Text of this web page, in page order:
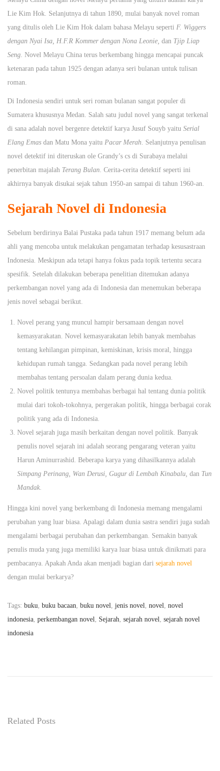
Lie Kim Hok. Selanjutnya di tahun 1890, mulai banyak novel roman
yang ditulis oleh Lie Kim Hok dalam bahasa Melayu seperti F. Wiggers
dengan Nyai Isa, H.F.R Kommer dengan Nona Leonie, dan Tjip Liap
Seng . Novel Melayu China terus berkembang hingga mencapai puncak
ketenaran pada tahun 1925 dengan adanya seri bulanan untuk tulisan
roman.
Di Indonesia sendiri untuk seri roman bulanan sangat populer di
Sumatera khususnya Medan. Salah satu judul novel yang sangat terkenal
di sana adalah novel bergenre detektif karya Jusuf Souyb yaitu Serial
Elang Emas dan Matu Mona yaitu Pacar Merah . Selanjutnya penulisan
novel detektif ini diteruskan ole Grandy’s cs di Surabaya melalui
penerbitan majalah Terang Bulan . Cerita-cerita detektif seperti ini
akhirnya banyak disukai sejak tahun 1950-an sampai di tahun 1960-an.
Sejarah Novel di Indonesia
Sebelum berdirinya Balai Pustaka pada tahun 1917 memang belum ada
ahli yang mencoba untuk melakukan pengamatan terhadap kesusastraan
Indonesia. Meskipun ada tetapi hanya fokus pada topik tertentu secara
spesifik. Setelah dilakukan beberapa penelitian ditemukan adanya
perkembangan novel yang ada di Indonesia dan menemukan beberapa
jenis novel sebagai berikut.
Novel perang yang muncul hampir bersamaan dengan novel
kemasyarakatan. Novel kemasyarakatan lebih banyak membahas
tentang kehilangan pimpinan, kemiskinan, krisis moral, hingga
kehidupan rumah tangga. Sedangkan pada novel perang lebih
membahas tentang persoalan dalam perang dunia kedua.
Novel politik tentunya membahas berbagai hal tentang dunia politik
mulai dari tokoh-tokohnya, pergerakan politik, hingga berbagai corak
politik yang ada di Indonesia.
Novel sejarah juga masih berkaitan dengan novel politik. Banyak
penulis novel sejarah ini adalah seorang pengarang veteran yaitu
Harun Aminurrashid. Beberapa karya yang dihasilkannya adalah
Simpang Perinang, Wan Derusi, Gugur di Lembah Kinabalu, dan Tun
Mandak
Hingga kini novel yang berkembang di Indonesia memang mengalami
perubahan yang luar biasa. Apalagi dalam dunia sastra sendiri juga sudah
mengalami berbagai perubahan dan perkembangan. Semakin banyak
penulis muda yang juga memiliki karya luar biasa untuk dinikmati para
pembacanya. Apakah Anda akan menjadi bagian dari sejarah novel
dengan mulai berkarya?
Tags: buku buku bacaan buku novel jenis novel novel
novel
indonesia perkembangan novel Sejarah sejarah novel
sejarah novel
indonesia
Related Posts